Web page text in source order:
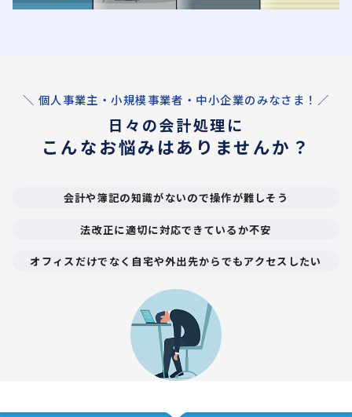
＼ 個人事業主・小規模事業者・中小企業のみなさま！／
日々の会計処理に
こんなお悩みはありませんか？
会計や簿記の知識がないので操作が難しそう
法改正に適切に対応できているか不安
オフィスだけでなく自宅や外出先からでもアクセスしたい